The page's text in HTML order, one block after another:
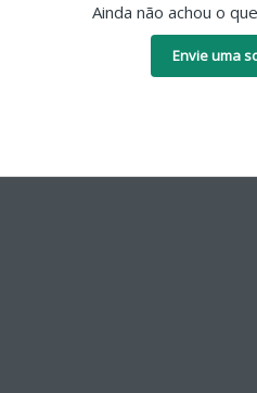
Ainda não achou o
Envie uma